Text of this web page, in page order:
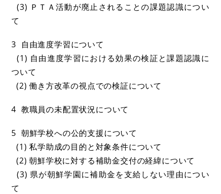
(3) ＰＴＡ活動が廃止されることの課題認識につい
て
3 自由進度学習について
(1) 自由進度学習における効果の検証と課題認識に
ついて
(2) 働き方改革の視点での検証について
4 教職員の未配置状況について
5 朝鮮学校への公的支援について
(1) 私学助成の目的と対象条件について
(2) 朝鮮学校に対する補助金交付の経緯について
(3) 県が朝鮮学園に補助金を支給しない理由につい
て